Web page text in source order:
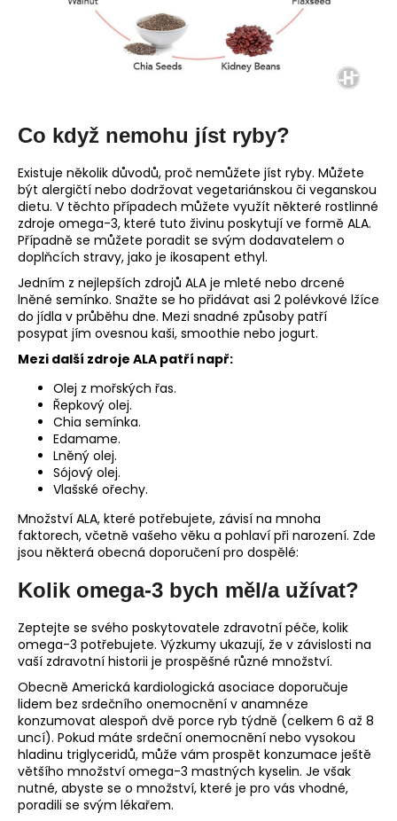
Co když nemohu jíst ryby?
Existuje několik důvodů, proč nemůžete jíst ryby. Můžete
být alergičtí nebo dodržovat vegetariánskou či veganskou
dietu. V těchto případech můžete využít některé rostlinné
zdroje omega-3, které tuto živinu poskytují ve formě ALA.
Případně se můžete poradit se svým dodavatelem o
doplňcích stravy, jako je ikosapent ethyl.
Jedním z nejlepších zdrojů ALA je mleté nebo drcené
lněné semínko. Snažte se ho přidávat asi 2 polévkové lžíce
do jídla v průběhu dne. Mezi snadné způsoby patří
posypat jím ovesnou kaši, smoothie nebo jogurt.
Mezi další zdroje ALA patří např:
Olej z mořských řas.
Řepkový olej.
Chia semínka.
Edamame.
Lněný olej.
Sójový olej.
Vlašské ořechy.
Množství ALA, které potřebujete, závisí na mnoha
faktorech, včetně vašeho věku a pohlaví při narození. Zde
jsou některá obecná doporučení pro dospělé:
Kolik omega-3 bych měl/a užívat?
Zeptejte se svého poskytovatele zdravotní péče, kolik
omega-3 potřebujete. Výzkumy ukazují, že v závislosti na
vaší zdravotní historii je prospěšné různé množství.
Obecně Americká kardiologická asociace doporučuje
lidem bez srdečního onemocnění v anamnéze
konzumovat alespoň dvě porce ryb týdně (celkem 6 až 8
uncí). Pokud máte srdeční onemocnění nebo vysokou
hladinu triglyceridů, může vám prospět konzumace ještě
většího množství omega-3 mastných kyselin. Je však
nutné, abyste se o množství, které je pro vás vhodné,
poradili se svým lékařem.